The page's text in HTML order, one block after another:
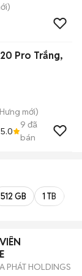
Pro Trắng,
mới)
5.0
9 đã
bán
512 GB 1 TB
PHÁT HOLDINGS